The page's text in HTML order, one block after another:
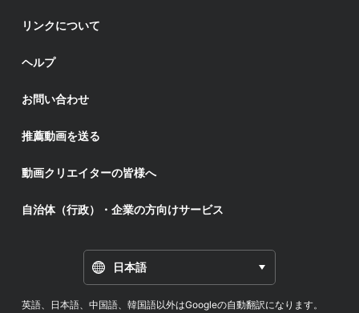
リンクについて
ヘルプ
お問い合わせ
推薦動画を送る
動画クリエイターの皆様へ
自治体（行政）・企業の方向けサービス
日本語
英語、日本語、中国語、韓国語以外はGoogleの自動翻訳になります。